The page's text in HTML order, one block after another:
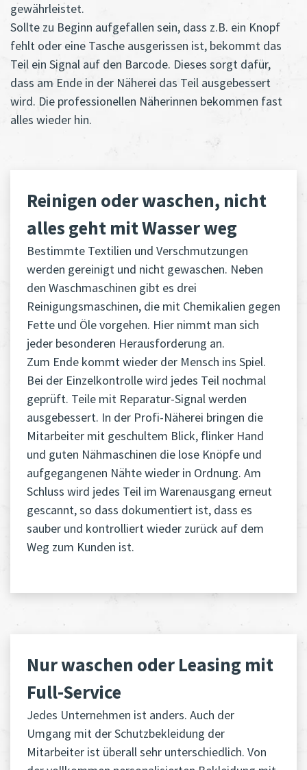
gewährleistet.
Sollte zu Beginn aufgefallen sein, dass z.B. ein Knopf
fehlt oder eine Tasche ausgerissen ist, bekommt das
Teil ein Signal auf den Barcode. Dieses sorgt dafür,
dass am Ende in der Näherei das Teil ausgebessert
wird. Die professionellen Näherinnen bekommen fast
alles wieder hin.
Reinigen oder waschen, nicht
alles geht mit Wasser weg
Bestimmte Textilien und Verschmutzungen
werden gereinigt und nicht gewaschen. Neben
den Waschmaschinen gibt es drei
Reinigungsmaschinen, die mit Chemikalien gegen
Fette und Öle vorgehen. Hier nimmt man sich
jeder besonderen Herausforderung an.
Zum Ende kommt wieder der Mensch ins Spiel.
Bei der Einzelkontrolle wird jedes Teil nochmal
geprüft. Teile mit Reparatur-Signal werden
ausgebessert. In der Profi-Näherei bringen die
Mitarbeiter mit geschultem Blick, flinker Hand
und guten Nähmaschinen die lose Knöpfe und
aufgegangenen Nähte wieder in Ordnung. Am
Schluss wird jedes Teil im Warenausgang erneut
gescannt, so dass dokumentiert ist, dass es
sauber und kontrolliert wieder zurück auf dem
Weg zum Kunden ist.
Nur waschen oder Leasing mit
Full-Service
Jedes Unternehmen ist anders. Auch der
Umgang mit der Schutzbekleidung der
Mitarbeiter ist überall sehr unterschiedlich. Von